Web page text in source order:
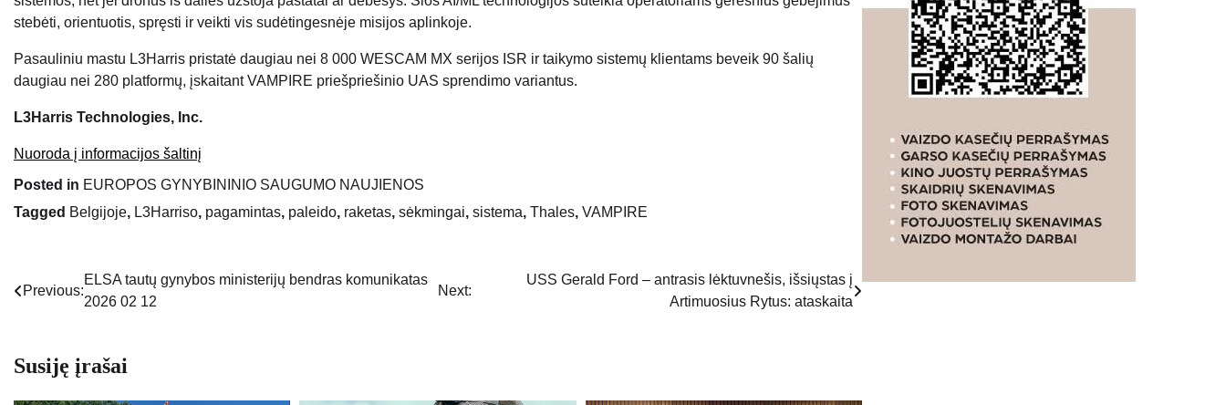
stebėti, orientuotis, spręsti ir veikti vis sudėtingesnėje misijos aplinkoje.
Pasauliniu mastu L3Harris pristatė daugiau nei 8 000 WESCAM MX serijos ISR ir taikymo sistemų klientams beveik 90 šalių
daugiau nei 280 platformų, įskaitant VAMPIRE priešpriešinio UAS sprendimo variantus.
L3Harris Technologies, Inc.
Nuoroda į informacijos šaltinį
Posted in EUROPOS GYNYBININIO SAUGUMO NAUJIENOS
Tagged Belgijoje, L3Harriso, pagamintas, paleido, raketas, sėkmingai, sistema, Thales, VAMPIRE
Navigacija
Previous:
ELSA tautų gynybos ministerijų bendras komunikatas
2026 02 12
Next:
USS Gerald Ford – antrasis lėktuvnešis, išsiųstas į
Artimuosius Rytus: ataskaita
Susiję įrašai